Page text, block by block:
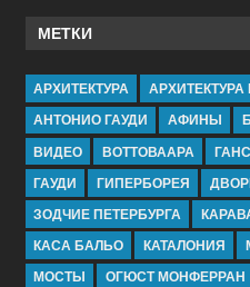
МЕТКИ
АРХИТЕКТУРА
АРХИТЕКТУРА
АНТОНИО ГАУДИ
АФИНЫ
ВИДЕО
ВОТТОВААРА
ГАУДИ
ГИПЕРБОРЕЯ
ЗОДЧИЕ ПЕТЕРБУРГА
КАСА БАЛЬО
КАТАЛОНИЯ
МОСТЫ
ОГЮСТ МОНФЕРРАН